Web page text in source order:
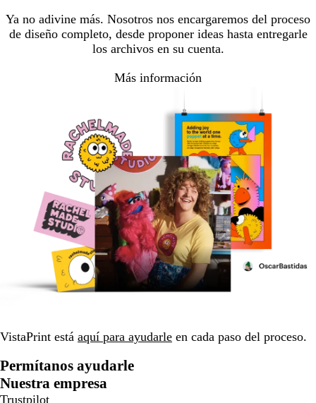
Ya no adivine más. Nosotros nos encargaremos del proceso
de diseño completo, desde proponer ideas hasta entregarle
los archivos en su cuenta.
Más información
VistaPrint está aquí para ayudarle en cada paso del proceso.
Permítanos ayudarle
Nuestra empresa
Trustpilot